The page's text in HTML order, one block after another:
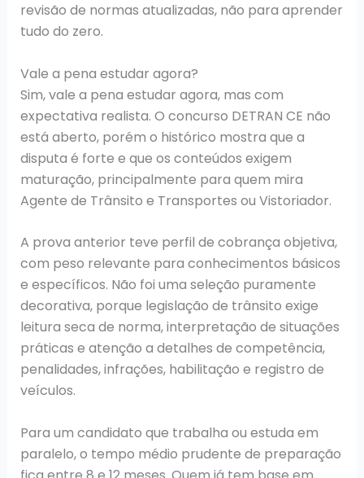
revisão de normas atualizadas, não para aprender
tudo do zero.
Vale a pena estudar agora?
Sim, vale a pena estudar agora, mas com
expectativa realista. O concurso DETRAN CE não
está aberto, porém o histórico mostra que a
disputa é forte e que os conteúdos exigem
maturação, principalmente para quem mira
Agente de Trânsito e Transportes ou Vistoriador.
A prova anterior teve perfil de cobrança objetiva,
com peso relevante para conhecimentos básicos
e específicos. Não foi uma seleção puramente
decorativa, porque legislação de trânsito exige
leitura seca de norma, interpretação de situações
práticas e atenção a detalhes de competência,
penalidades, infrações, habilitação e registro de
veículos.
Para um candidato que trabalha ou estuda em
paralelo, o tempo médio prudente de preparação